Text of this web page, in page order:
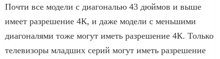
Почти все модели с диагональю 43 дюймов и выше
имеет разрешение 4К, и даже модели с меньшими
диагоналями тоже могут иметь разрешение 4К. Только
телевизоры младших серий могут иметь разрешение